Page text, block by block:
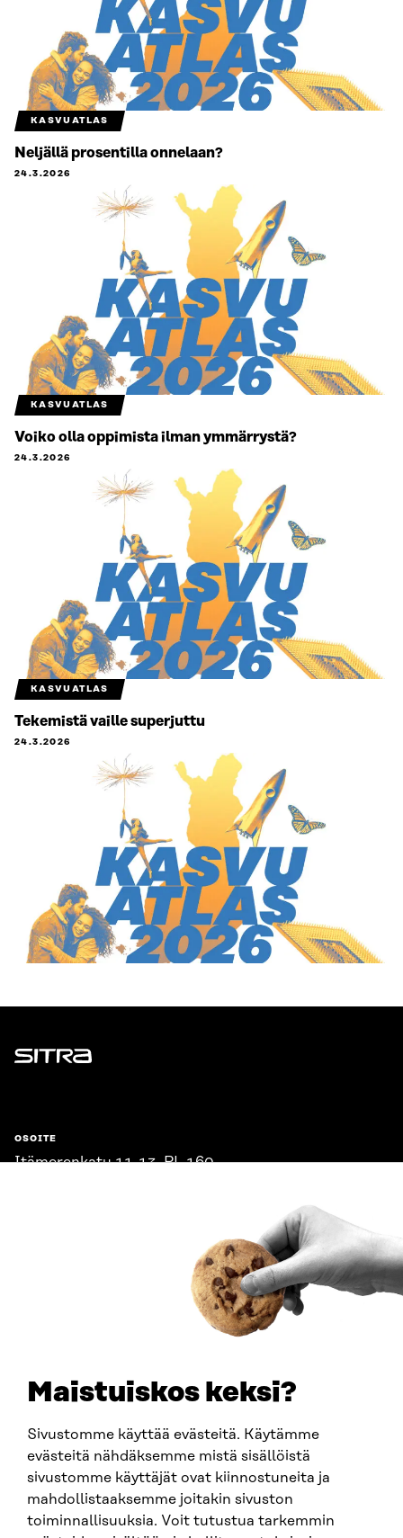
Maistuiskos keksi?
Sivustomme käyttää evästeitä. Käytämme
evästeitä nähdäksemme mistä sisällöistä
sivustomme käyttäjät ovat kiinnostuneita ja
mahdollistaaksemme joitakin sivuston
toiminnallisuuksia. Voit tutustua tarkemmin
KASVUATLAS
Neljällä prosentilla onnelaan?
24.3.2026
KASVUATLAS
Voiko olla oppimista ilman ymmärrystä?
24.3.2026
KASVUATLAS
Tekemistä vaille superjuttu
24.3.2026
Sitra
OSOITE
Itämerenkatu 11-13, PL 160,
SITRA SOSIAALISESSA MEDIASSA
LinkedIn
Instagram